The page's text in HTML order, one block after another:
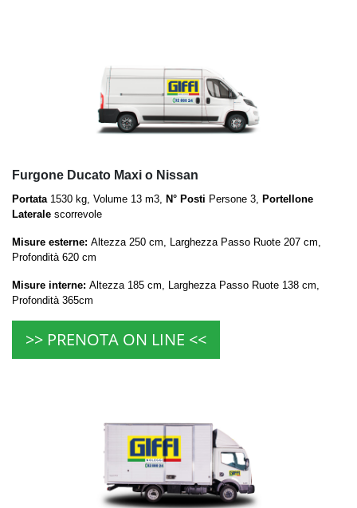
Furgone Ducato Maxi o Nissan
Portata1530 kg, Volume 13 m3, N° Posti Persone 3, Portellone
Laterale scorrevole
Misure esterne: Altezza 250 cm, Larghezza Passo Ruote 207 cm,
Profondità 620 cm
Misure interne: Altezza 185 cm, Larghezza Passo Ruote 138 cm,
Profondità 365cm
>> PRENOTA ON LINE <<